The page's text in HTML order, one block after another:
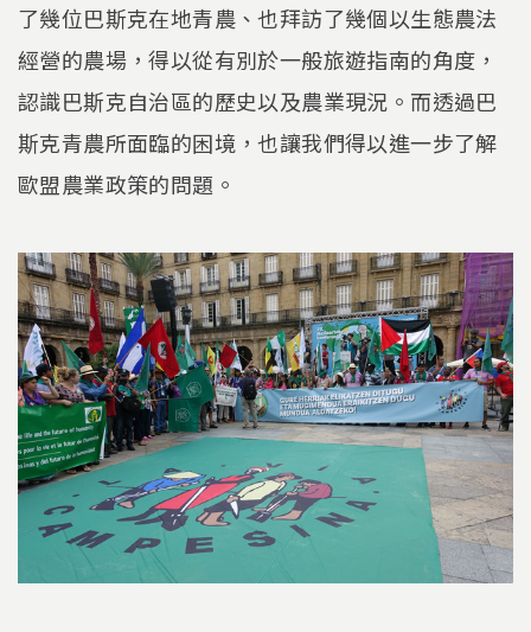
了幾位巴斯克在地青農、也拜訪了幾個以生態農法
經營的農場，得以從有別於一般旅遊指南的角度，
認識巴斯克自治區的歷史以及農業現況。而透過巴
斯克青農所面臨的困境，也讓我們得以進一步了解
歐盟農業政策的問題。